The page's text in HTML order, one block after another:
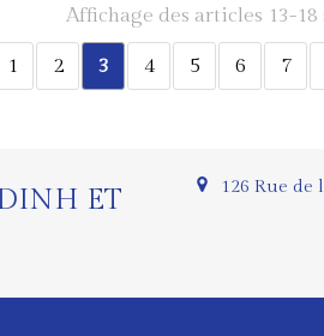
Affichage des articles 13-18
1 2 3 4 5 6 7
ET
126 Rue de